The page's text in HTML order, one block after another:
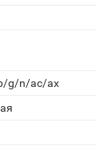
g/n/ac/ax